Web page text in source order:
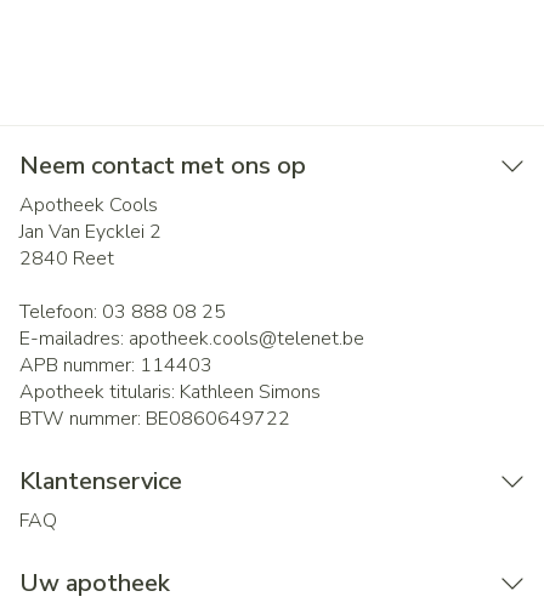
Neem contact met ons op
Apotheek Cools
Jan Van Eycklei 2
2840 Reet
Telefoon: 03 888 08 25
E-mailadres: apotheek.cools@telenet.be
APB nummer: 114403
Apotheek titularis: Kathleen Simons
BTW nummer: BE0860649722
Klantenservice
FAQ
Uw apotheek